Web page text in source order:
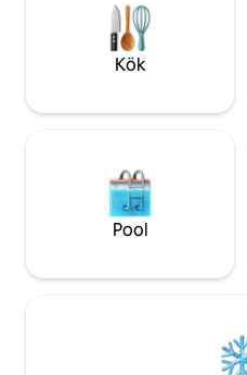
söker häpnadsväckande
stugor en idealisk
äventyr på västkusten!
Kök
Pool